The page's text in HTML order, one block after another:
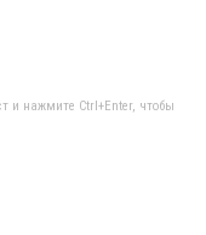
и нажмите Ctrl+Enter, чтобы